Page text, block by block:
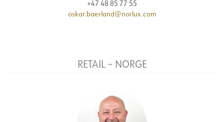
+47 48 85 77 55
oskar.baerland@norlux.com
RETAIL – NORGE